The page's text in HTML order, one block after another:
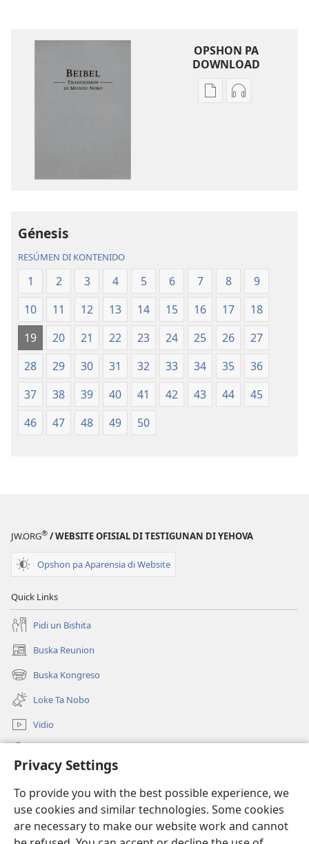
Privacy Settings
To provide you with the best possible experience, we
use cookies and similar technologies. Some cookies
are necessary to make our website work and cannot
OPSHON PA
DOWNLOAD
OpshonOpshon
Génesis
RESÚMEN DI KONTENIDO
1 2 3 4 5 6 7 8
9
10
11 12 13 14 15 16 17
18
19
20 21 22 23 24 25 26
27
28
29 30 31 32 33 34 35
36
37
38 39 40 41 42 43 44
45
46
47 48 49 50
JW.ORG® / WEBSITE OFISIAL DI TESTIGUNAN DI YEHOVA
Opshon pa Aparensia di Website
Quick Links
Pidi un Bishita
Buska Reunion
(opens
new
window)
Buska Kongreso
(opens
new
window)
Loke Ta Nobo
Vidio
(opens
window)BIBLIOTEKA ONLINE Watchtower™
(opens